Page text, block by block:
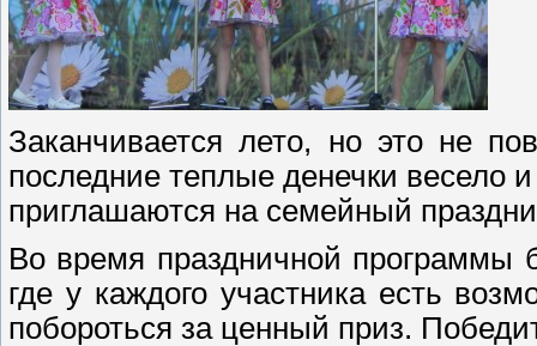
Заканчивается лето, но это не
последние теплые денечки весело
приглашаются на семейный
Во время праздничной программы
где у каждого участника есть
побороться за ценный приз.